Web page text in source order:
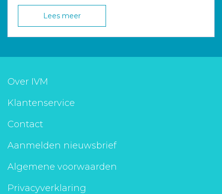
Lees meer
Over IVM
Klantenservice
Contact
Aanmelden nieuwsbrief
Algemene voorwaarden
Privacyverklaring